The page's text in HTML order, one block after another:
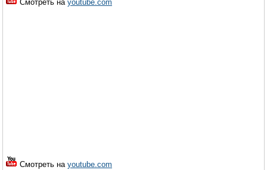
Смотреть на youtube.com
Смотреть на youtube.com